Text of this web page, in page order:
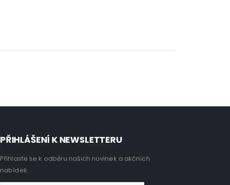
PŘIHLÁŠENÍ K NEWSLETTERU
Přihlaste se k odběru našich novinek a akčních
nabídek.